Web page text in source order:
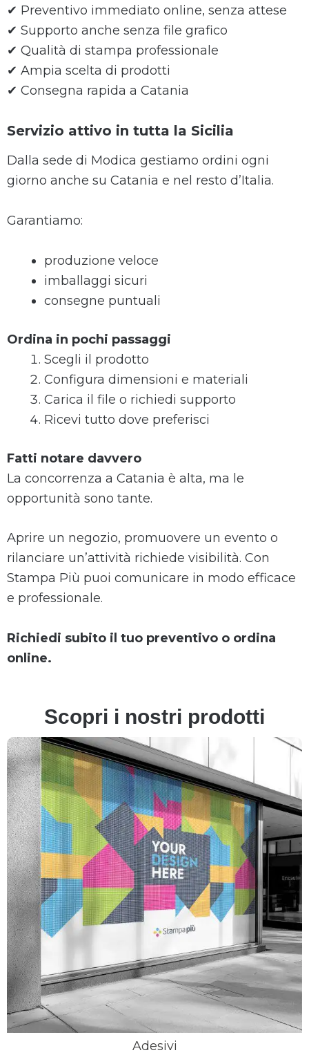
✔ Preventivo immediato online, senza attese
✔ Supporto anche senza file grafico
✔ Qualità di stampa professionale
✔ Ampia scelta di prodotti
✔ Consegna rapida a Catania
Servizio attivo in tutta la Sicilia
Dalla sede di Modica gestiamo ordini ogni
giorno anche su Catania e nel resto d’Italia.
Garantiamo:
produzione veloce
imballaggi sicuri
consegne puntuali
Ordina in pochi passaggi
Scegli il prodotto
Configura dimensioni e materiali
Carica il file o richiedi supporto
Ricevi tutto dove preferisci
Fatti notare davvero
La concorrenza a Catania è alta, ma le
opportunità sono tante.
Aprire un negozio, promuovere un evento o
rilanciare un’attività richiede visibilità. Con
Stampa Più puoi comunicare in modo efficace
e professionale.
Richiedi subito il tuo preventivo o ordina
online.
Scopri i nostri prodotti
Adesivi